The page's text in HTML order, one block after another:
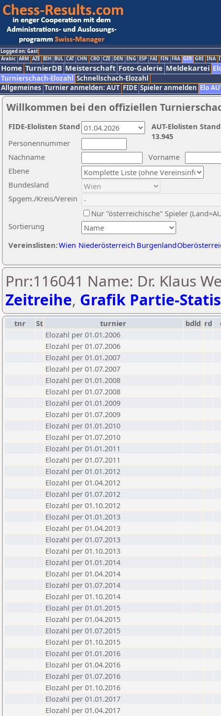
Logged on: Gast
Arabic ARM AZE BIH BUL CAT CHN CRO CZE DEN ENG ESP FAI FIN FRA GER GRE INA
Home TurnierDB Meisterschaft Foto-Galerie Meldekartei
Turnierschach-Elozahl Schnellschach-Elozahl
Allgemeines Turnier anmelden: AUT FIDE Spieler anmelden Elo
Willkommen bei den offiziellen
Nachname
Vorname
Ebene
Sortierung
Personennummer
Bundesland
Spgem./Kreis/Verein
Nur "österreichische" Spieler
Vereinslisten:Wien Niederösterreich Burgenland
AUT-Elolisten
13.945
FIDE-Elolisten Stand
Pnr:116041 Name: Dr. Klaus
Zeitreihe, Grafik Partie-
tnr St turnier bdld rd
Elozahl per 01.01.2006
Elozahl per 01.07.2006
Elozahl per 01.01.2007
Elozahl per 01.07.2007
Elozahl per 01.01.2008
Elozahl per 01.07.2008
Elozahl per 01.01.2009
Elozahl per 01.07.2009
Elozahl per 01.01.2010
Elozahl per 01.07.2010
Elozahl per 01.01.2011
Elozahl per 01.07.2011
Elozahl per 01.01.2012
Elozahl per 01.04.2012
Elozahl per 01.07.2012
Elozahl per 01.10.2012
Elozahl per 01.01.2013
Elozahl per 01.04.2013
Elozahl per 01.07.2013
Elozahl per 01.10.2013
Elozahl per 01.01.2014
Elozahl per 01.04.2014
Elozahl per 01.07.2014
Elozahl per 01.10.2014
Elozahl per 01.01.2015
Elozahl per 01.04.2015
Elozahl per 01.07.2015
Elozahl per 01.10.2015
Elozahl per 01.01.2016
Elozahl per 01.04.2016
Elozahl per 01.07.2016
Elozahl per 01.10.2016
Elozahl per 01.01.2017
Elozahl per 01.04.2017